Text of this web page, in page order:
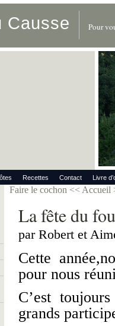
Causse Pour
Recettes Contact Livre
Faire le cochon << Accueil
La fête du
par Robert et
Cette
pour nous
C’est
grands